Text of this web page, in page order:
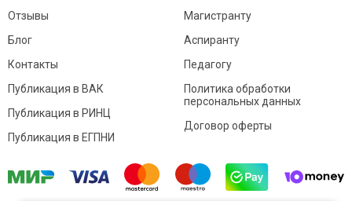
Отзывы
Блог
Контакты
Магистранту
Аспиранту
Педагогу
Публикация в ВАК
Публикация в РИНЦ
Публикация в ЕГПНИ
Политика обработки
персональных данных
Договор оферты